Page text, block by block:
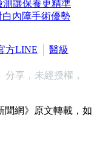
讓保養更精準
內障手術優勢
方LINE
醫級
享，未經授權，
聞網》原文轉載，如